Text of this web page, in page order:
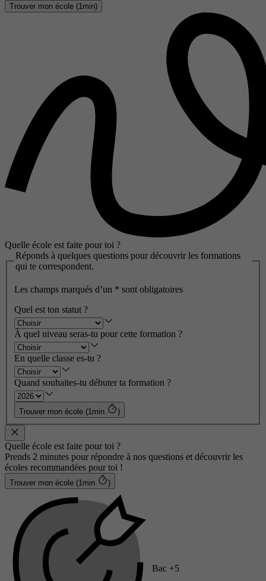
Trouver mon école (1min)
Quelle école est faite pour toi ?
Réponds à quelques questions pour découvrir les formations
qui te correspondent.
Les champs marqués d’un * sont obligatoires
Quel est ton statut ?
À quel niveau seras-tu pour cette formation ?
En quelle classe es-tu ?
Quand souhaites-tu débuter ta formation ?
Trouver mon école (1min )
Quelle école est faite pour toi ?
Prends 2 minutes pour répondre à nos questions et découvrir les
écoles recommandées pour toi !
Trouver mon école (1min )
Bac +5